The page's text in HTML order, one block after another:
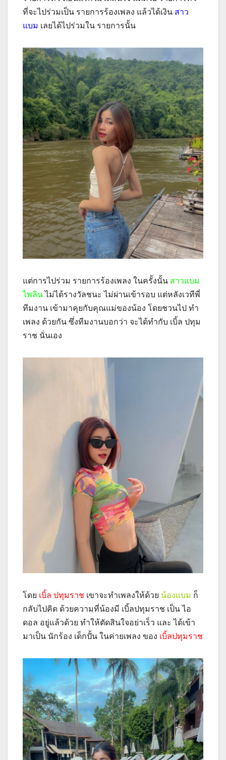
ที่จะไปร่วมเป็น รายการร้องเพลง แล้วได้เงิน สาว
แบม เลยได้ไปร่วมใน รายการนั้น
แต่การไปร่วม รายการร้องเพลง ในครั้งนั้น สาวแบม
ไพลินไม่ได้รางวัลชนะ ไม่ผ่านเข้ารอบ แต่หลังเวทีพี่
ทีมงาน เข้ามาคุยกับคุณแม่ของน้อง โดยชวนไป ทำ
เพลง ด้วยกัน ซึ่งทีมงานบอกว่า จะได้ทำกับ เบิ้ล ปทุม
ราช นั่นเอง
โดย เบิ้ล ปทุมราช เขาจะทำเพลงให้ด้วย น้องแบม ก็
กลับไปคิด ด้วยความที่น้องมี เบิ้ลปทุมราช เป็น ไอ
ดอล อยู่แล้วด้วย ทำให้ตัดสินใจอย่าเร็ว และ ได้เข้า
มาเป็น นักร้อง เด็กปั้น ในค่ายเพลง ของ เบิ้ลปทุมราช